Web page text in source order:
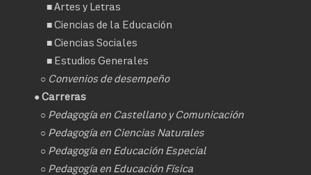
■Artes y Letras
■Ciencias de la Educación
■Ciencias Sociales
■ Estudios Generales
○ Convenios de desempeño
● Carreras
○ Pedagogía en Castellano y Comunicación
○ Pedagogía en Ciencias Naturales
○ Pedagogía en Educación Especial
○ Pedagogía en Educación Física